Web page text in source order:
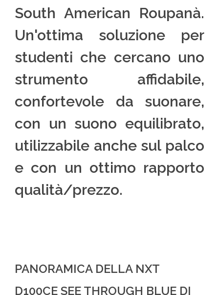
South American Roupanà.
Un'ottima soluzione per
studenti che cercano uno
strumento affidabile,
confortevole da suonare,
con un suono equilibrato,
utilizzabile anche sul palco
e con un ottimo rapporto
qualità/prezzo.
PANORAMICA DELLA NXT
D100CE SEE THROUGH BLUE DI